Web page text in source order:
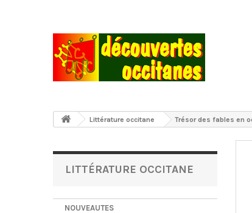
Littérature occitane Trésor des fables en
LITTÉRATURE OCCITANE
NOUVEAUTES